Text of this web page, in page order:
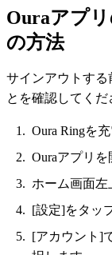
Ouraアプ
の方法
サインアウトする
とを確認してくだ
Oura Ringを
Ouraアプリ
ホーム画面左
[設定]をタッ
[アカウント]